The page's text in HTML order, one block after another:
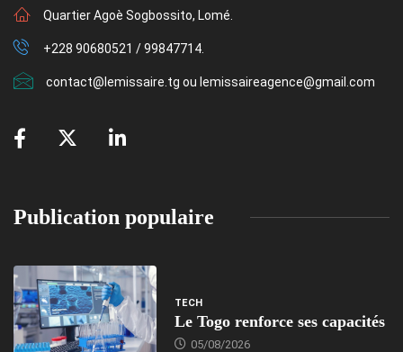
Quartier Agoè Sogbossito, Lomé.
+228 90680521 / 99847714.
contact@lemissaire.tg ou lemissaireagence@gmail.com
Publication populaire
TECH
Le Togo renforce ses capacités
05/08/2026